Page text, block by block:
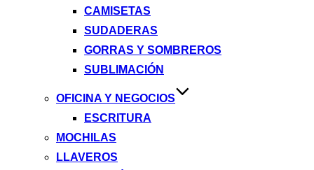
CAMISETAS
SUDADERAS
GORRAS Y SOMBREROS
SUBLIMACIÓN
OFICINA Y NEGOCIOS
ESCRITURA
MOCHILAS
LLAVEROS